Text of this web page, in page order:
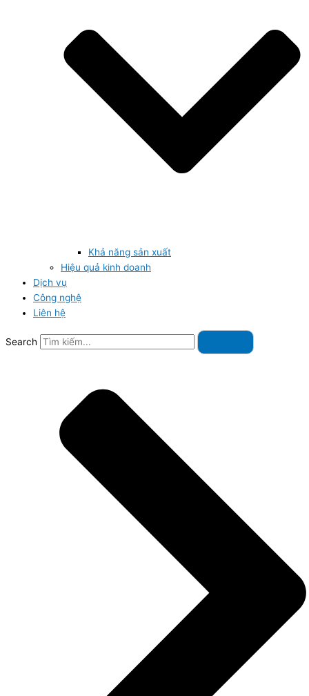
Khả năng sản xuất
Hiệu quả kinh doanh
Dịch vụ
Công nghệ
Liên hệ
Search